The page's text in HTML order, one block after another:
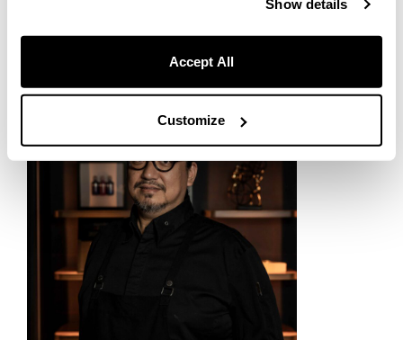
Show details
Accept All
Customize
シェフ 中村安智